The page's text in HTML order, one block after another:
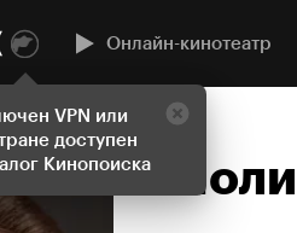
VPN или
доступен
Кинопоиска
Онлайн-кинотеатр